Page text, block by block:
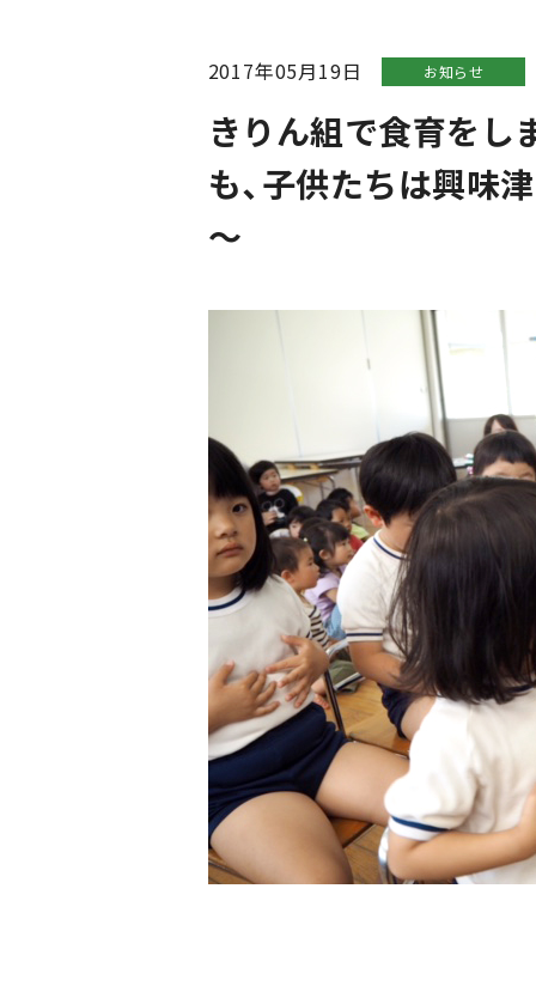
2017年05月19日 お知らせ
きりん組で食育をし
も、子供たちは興味
～